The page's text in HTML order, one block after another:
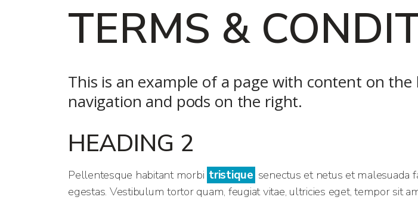
TERMS &
This is an example of a page with content on the
navigation and pods on the right.
HEADING 2
Pellentesque habitant morbi tristique senectus et netus et malesuada
egestas. Vestibulum tortor quam, feugiat vitae, ultricies eget, tempor sit